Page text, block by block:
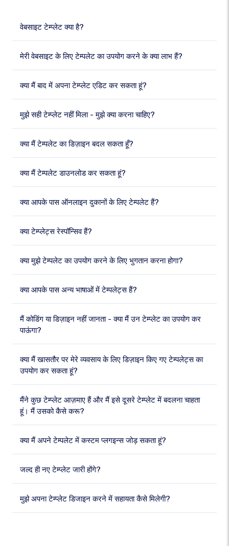
वेबसाइट टेम्प्लेट क्या है?
मेरी वेबसाइट के लिए टेम्पलेट का उपयोग करने के क्या लाभ हैं?
क्या मैं बाद में अपना टेम्प्लेट एडिट कर सकता हूं?
मुझे सही टेम्प्लेट नहीं मिला - मुझे क्या करना चाहिए?
क्या मैं टेम्पलेट का डिज़ाइन बदल सकता हूँ?
क्या मैं टेम्पलेट डाउनलोड कर सकता हूं?
क्या आपके पास ऑनलाइन दुकानों के लिए टेम्पलेट हैं?
क्या टेम्प्लेट्स रेस्पॉन्सिव हैं?
क्या मुझे टेम्पलेट का उपयोग करने के लिए भुगतान करना होगा?
क्या आपके पास अन्य भाषाओं में टेम्पलेट्स हैं?
मैं कोडिंग या डिज़ाइन नहीं जानता - क्या मैं उन टेम्प्लेट का उपयोग कर
पाऊंगा?
क्या मैं खासतौर पर मेरे व्यवसाय के लिए डिज़ाइन किए गए टेम्पलेट्स का
उपयोग कर सकता हूं?
मैंने कुछ टेम्प्लेट आज़माए हैं और मैं इसे दूसरे टेम्प्लेट में बदलना चाहता
हूं। मैं उसको कैसे करू?
क्या मैं अपने टेम्पलेट में कस्टम प्लगइन्स जोड़ सकता हूं?
जल्द ही नए टेम्प्लेट जारी होंगे?
मुझे अपना टेम्प्लेट डिजाइन करने में सहायता कैसे मिलेगी?